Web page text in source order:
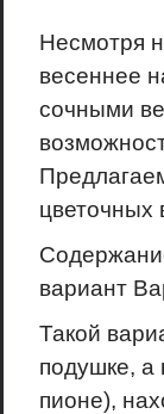
Несмотря
весеннее
сочными
цветочных
вариант
Такой
подушке, а
пионе),